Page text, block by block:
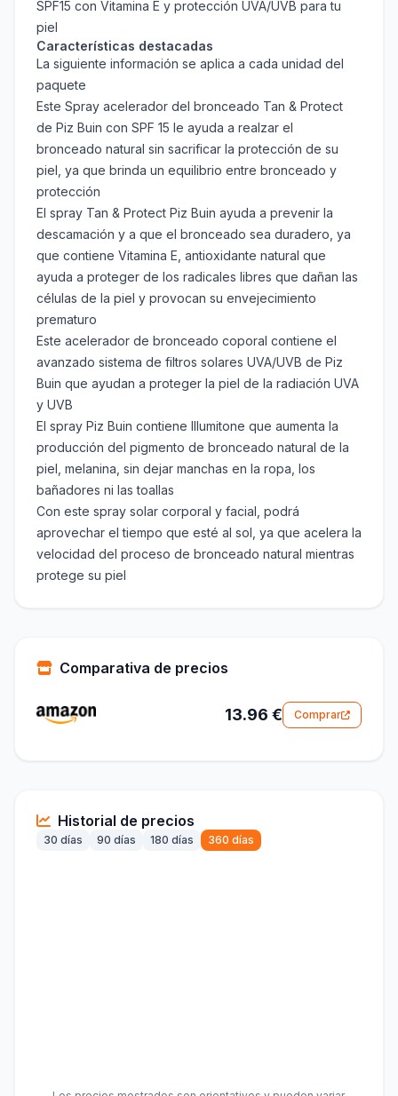
SPF15 con Vitamina E y protección UVA/UVB para tu
piel
Características destacadas
La siguiente información se aplica a cada unidad del
paquete
Este Spray acelerador del bronceado Tan & Protect
de Piz Buin con SPF 15 le ayuda a realzar el
bronceado natural sin sacrificar la protección de su
piel, ya que brinda un equilibrio entre bronceado y
protección
El spray Tan & Protect Piz Buin ayuda a prevenir la
descamación y a que el bronceado sea duradero, ya
que contiene Vitamina E, antioxidante natural que
ayuda a proteger de los radicales libres que dañan las
células de la piel y provocan su envejecimiento
prematuro
Este acelerador de bronceado coporal contiene el
avanzado sistema de filtros solares UVA/UVB de Piz
Buin que ayudan a proteger la piel de la radiación UVA
y UVB
El spray Piz Buin contiene Illumitone que aumenta la
producción del pigmento de bronceado natural de la
piel, melanina, sin dejar manchas en la ropa, los
bañadores ni las toallas
Con este spray solar corporal y facial, podrá
aprovechar el tiempo que esté al sol, ya que acelera la
velocidad del proceso de bronceado natural mientras
protege su piel
Comparativa de precios
13.96 € Comprar
Historial de precios
30 días 90 días 180 días 360 días